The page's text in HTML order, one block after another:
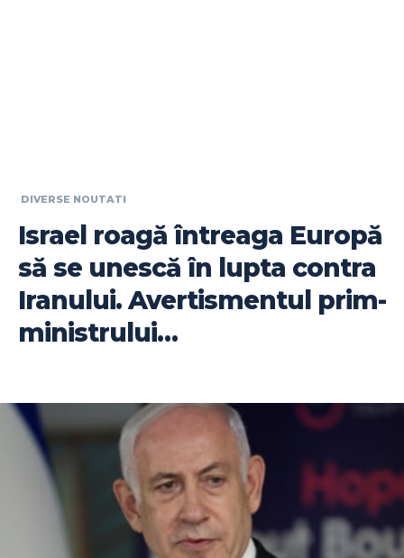
DIVERSE NOUTATI
Israel roagă întreaga Europă
să se unescă în lupta contra
Iranului. Avertismentul prim-
ministrului…